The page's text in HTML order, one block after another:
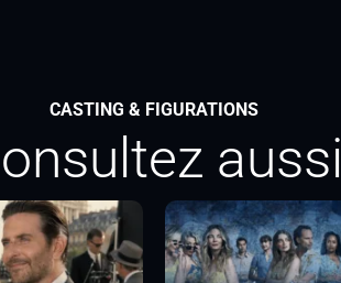
CASTING & FIGURATIONS
aussi